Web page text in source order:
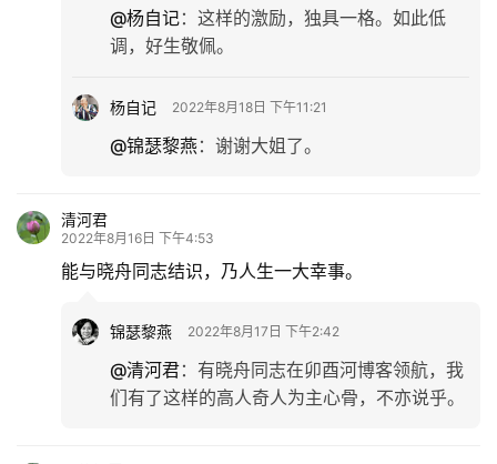
@杨自记： 这样的激励，独具一格。如此低
调，好生敬佩。
杨自记 2022年8月18日 下午11:21
@锦瑟黎燕： 谢谢大姐了。
清河君
2022年8月16日 下午4:53
能与晓舟同志结识，乃人生一大幸事。
锦瑟黎燕 2022年8月17日 下午2:42
@清河君： 有晓舟同志在卯酉河博客领航，我
们有了这样的高人奇人为主心骨，不亦说乎。